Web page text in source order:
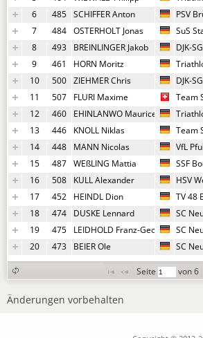
6
485 SCHIFFER Anton PSV
7
484 OSTERHOLT Jonas SuS
8
493 BREINLINGER Jakob DJK-
9
461 HORN Moritz
10
500 ZIEHMER Chris DJK-
11
507 FLURI Maxime Team
12
460 EHINLANWO Maurice
13
446 KNOLL Niklas Team
14
448 MANN Nicolas VfL
15
487 WEßLING Mattia SSF
16
508 KULL Alexander HSV
17
452 HEINDL Dion TV 48
18
474 DUSKE Lennard SC
19
475 LEIDHOLD Franz-Georg SC
20
473 BEIER Ole SC
Seite von 6
Änderungen vorbehalten